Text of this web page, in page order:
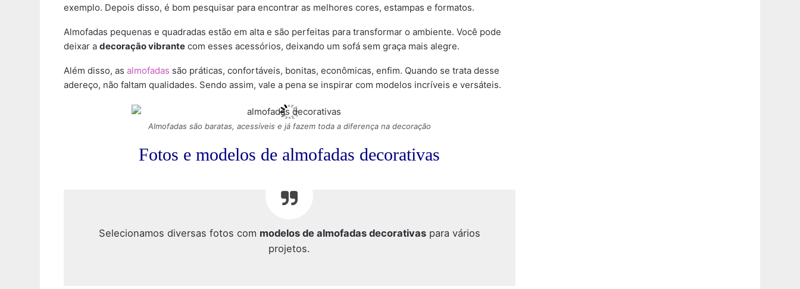
exemplo. Depois disso, é bom pesquisar para encontrar as melhores cores, estampas e formatos.
Almofadas pequenas e quadradas estão em alta e são perfeitas para transformar o ambiente. Você pode
deixar a decoração vibrante com esses acessórios, deixando um sofá sem graça mais alegre.
Além disso, as almofadas são práticas, confortáveis, bonitas, econômicas, enfim. Quando se trata desse
adereço, não faltam qualidades. Sendo assim, vale a pena se inspirar com modelos incríveis e versáteis.
Almofadas são baratas, acessíveis e já fazem toda a diferença na decoração
Fotos e modelos de almofadas decorativas
Selecionamos diversas fotos com modelos de almofadas decorativaspara vários
projetos.